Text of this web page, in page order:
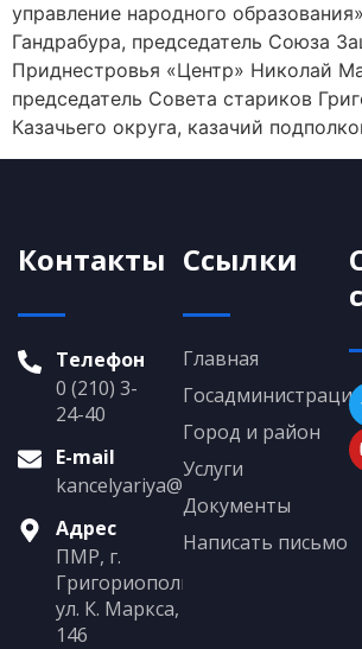
управление народного
Гандрабура, председатель Союза
Приднестровья «Центр» Николай
председатель Совета стариков
Казачьего округа, казачий
Контакты
Телефон
0 (210) 3-
24-40
E-mail
Адрес
ПМР, г.
Григориополь,
ул. К. Маркса,
146
Ссылки
Главная
Госадминистрация
Город и район
Услуги
Документы
Написать письмо